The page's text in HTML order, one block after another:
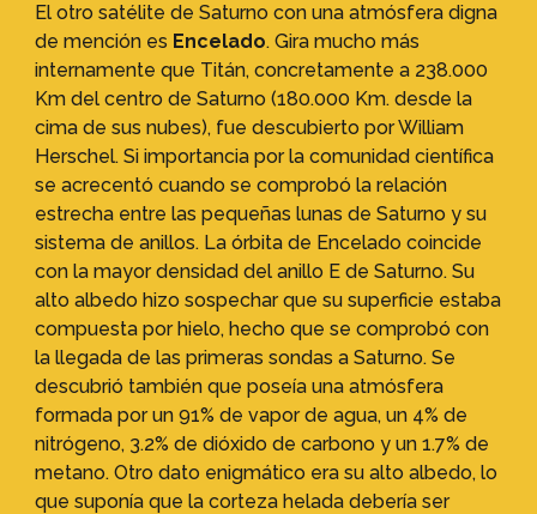
El otro satélite de Saturno con una atmósfera digna
de mención es Encelado. Gira mucho más
internamente que Titán, concretamente a 238.000
Km del centro de Saturno (180.000 Km. desde la
cima de sus nubes), fue descubierto por William
Herschel. Si importancia por la comunidad científica
se acrecentó cuando se comprobó la relación
estrecha entre las pequeñas lunas de Saturno y su
sistema de anillos. La órbita de Encelado coincide
con la mayor densidad del anillo E de Saturno. Su
alto albedo hizo sospechar que su superficie estaba
compuesta por hielo, hecho que se comprobó con
la llegada de las primeras sondas a Saturno. Se
descubrió también que poseía una atmósfera
formada por un 91% de vapor de agua, un 4% de
nitrógeno, 3.2% de dióxido de carbono y un 1.7% de
metano. Otro dato enigmático era su alto albedo, lo
que suponía que la corteza helada debería ser